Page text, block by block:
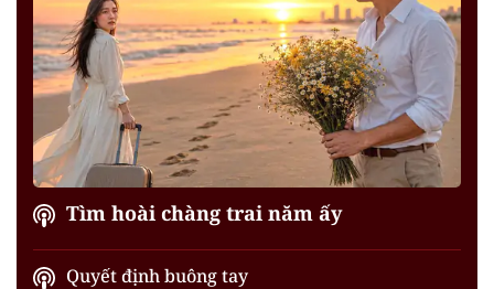
Tìm hoài chàng trai năm ấy
Quyết định buông tay